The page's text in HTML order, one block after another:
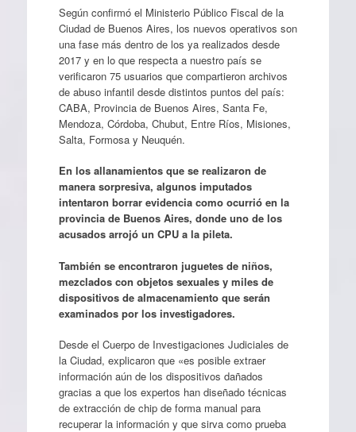
Según confirmó el Ministerio Público Fiscal de la
Ciudad de Buenos Aires, los nuevos operativos son
una fase más dentro de los ya realizados desde
2017 y en lo que respecta a nuestro país se
verificaron 75 usuarios que compartieron archivos
de abuso infantil desde distintos puntos del país:
CABA, Provincia de Buenos Aires, Santa Fe,
Mendoza, Córdoba, Chubut, Entre Ríos, Misiones,
Salta, Formosa y Neuquén.
En los allanamientos que se realizaron de
manera sorpresiva, algunos imputados
intentaron borrar evidencia como ocurrió en la
provincia de Buenos Aires, donde uno de los
acusados arrojó un CPU a la pileta.
También se encontraron juguetes de niños,
mezclados con objetos sexuales y miles de
dispositivos de almacenamiento que serán
examinados por los investigadores.
Desde el Cuerpo de Investigaciones Judiciales de
la Ciudad, explicaron que «es posible extraer
información aún de los dispositivos dañados
gracias a que los expertos han diseñado técnicas
de extracción de chip de forma manual para
recuperar la información y que sirva como prueba